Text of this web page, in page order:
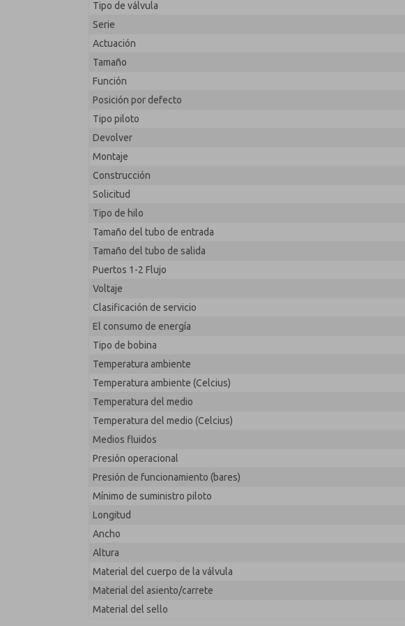
Tipo de válvula
Serie
Actuación
Tamaño
Función
Posición por defecto
Tipo piloto
Devolver
Montaje
Construcción
Solicitud
Tipo de hilo
Tamaño del tubo de entrada
Tamaño del tubo de salida
Puertos 1-2 Flujo
Voltaje
Clasificación de servicio
El consumo de energía
Tipo de bobina
Temperatura ambiente
Temperatura ambiente (Celcius)
Temperatura del medio
Temperatura del medio (Celcius)
Medios fluidos
Presión operacional
Presión de funcionamiento (bares)
Mínimo de suministro piloto
Longitud
Ancho
Altura
Material del cuerpo de la válvula
Material del asiento/carrete
Material del sello